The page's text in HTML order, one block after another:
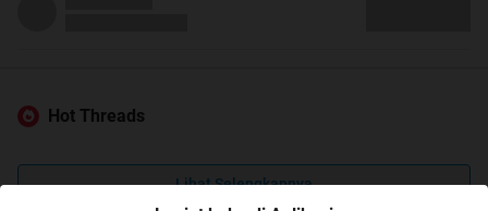
Hot Threads
Lihat Selengkapnya